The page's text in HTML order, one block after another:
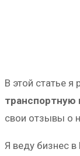
В этой статье
транспортную
свои отзывы о
Я веду бизнес